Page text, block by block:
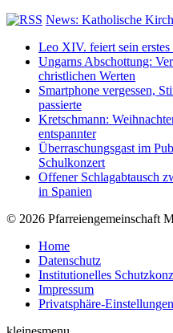
News: Katholische
Leo XIV. feiert sein erstes
Ungarns Abschottung:
christlichen Werten
Smartphone vergessen,
passierte
Kretschmann:
entspannter
Überraschungsgast im
Schulkonzert
Offener Schlagabtausch
in Spanien
© 2026 Pfarreiengemeinschaft
Home
Datenschutz
Institutionelles
Impressum
Privatsphäre-